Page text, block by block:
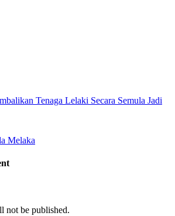
Tenaga Lelaki Secara Semula Jadi
Melaka
not be published.